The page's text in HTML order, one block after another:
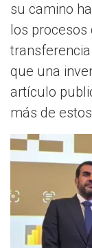
su camino
los procesos
que una
artículo
más de